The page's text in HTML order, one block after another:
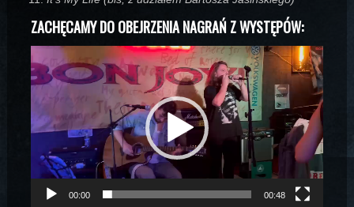
ZACHĘCAMY DO OBEJRZENIA NAGRAŃ Z WYSTĘPÓW:
Odtwarzacz
video
00:00 00:48